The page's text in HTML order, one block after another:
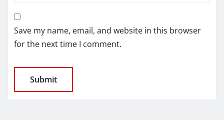
Save my name, email, and website in this browser
for the next time I comment.